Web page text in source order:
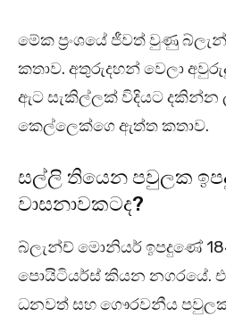
මේක ප්‍රංශයේ ජීවත් වුණු
කතාව. අතුරුදහන් වෙලා
ඇට සැකිල්ලක් විදියට දකින්න
කෙල්ලෙක්ගෙ ඇත්ත කතාව.
සල්ලි තියෙන පවුලක
වාසනාවකටද?
බ්ලැන්ච් මොනියර් ඉපදුණේ
පොයිටියර්ස් කියන නගරයේ.
ධනවත් සහ ගෞරවනීය පවුලක්.